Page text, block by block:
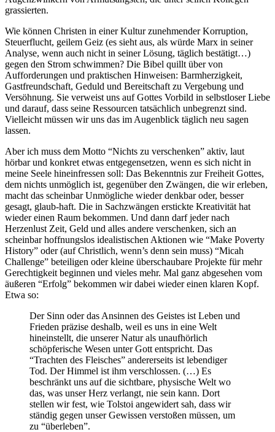
grassierten.
Wie können Christen in einer Kultur zunehmender Korruption,
Steuerflucht, geilem Geiz (es sieht aus, als würde Marx in seiner
Analyse, wenn auch nicht in seiner Lösung, täglich bestätigt…)
gegen den Strom schwimmen? Die Bibel quillt über von
Aufforderungen und praktischen Hinweisen: Barmherzigkeit,
Gastfreundschaft, Geduld und Bereitschaft zu Vergebung und
Versöhnung. Sie verweist uns auf Gottes Vorbild in selbstloser Liebe
und darauf, dass seine Ressourcen tatsächlich unbegrenzt sind.
Vielleicht müssen wir uns das im Augenblick täglich neu sagen
lassen.
Aber ich muss dem Motto “Nichts zu verschenken” aktiv, laut
hörbar und konkret etwas entgegensetzen, wenn es sich nicht in
meine Seele hineinfressen soll: Das Bekenntnis zur Freiheit Gottes,
dem nichts unmöglich ist, gegenüber den Zwängen, die wir erleben,
macht das scheinbar Unmögliche wieder denkbar oder, besser
gesagt, glaub-haft. Die in Sachzwängen erstickte Kreativität hat
wieder einen Raum bekommen. Und dann darf jeder nach
Herzenlust Zeit, Geld und alles andere verschenken, sich an
scheinbar hoffnungslos idealistischen Aktionen wie “Make Poverty
History” oder (auf Christlich, wenn’s denn sein muss) “Micah
Challenge” beteiligen oder kleine überschaubare Projekte für mehr
Gerechtigkeit beginnen und vieles mehr. Mal ganz abgesehen vom
äußeren “Erfolg” bekommen wir dabei wieder einen klaren Kopf.
Etwa so:
Der Sinn oder das Ansinnen des Geistes ist Leben und
Frieden präzise deshalb, weil es uns in eine Welt
hineinstellt, die unserer Natur als unaufhörlich
schöpferische Wesen unter Gott entspricht. Das
“Trachten des Fleisches” andererseits ist lebendiger
Tod. Der Himmel ist ihm verschlossen. (…) Es
beschränkt uns auf die sichtbare, physische Welt wo
das, was unser Herz verlangt, nie sein kann. Dort
stellen wir fest, wie Tolstoi angewidert sah, dass wir
ständig gegen unser Gewissen verstoßen müssen, um
zu “überleben”.